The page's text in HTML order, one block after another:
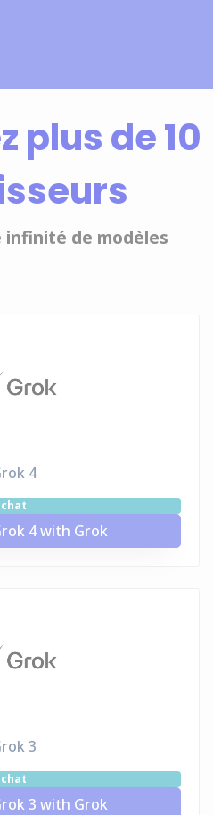
plus de 10
infinité de modèles
4
chat
4 with Grok
3
chat
3 with Grok